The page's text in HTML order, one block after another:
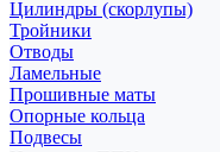
Цилиндры (скорлупы)
Тройники
Отводы
Ламельные
Прошивные маты
Опорные кольца
Подвесы